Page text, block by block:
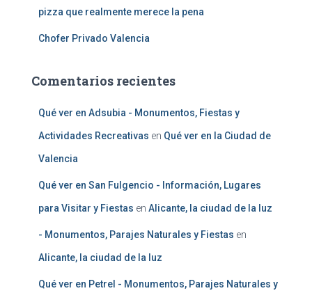
pizza que realmente merece la pena
Chofer Privado Valencia
Comentarios recientes
Qué ver en Adsubia - Monumentos, Fiestas y
Actividades Recreativas en Qué ver en la Ciudad de
Valencia
Qué ver en San Fulgencio - Información, Lugares
para Visitar y Fiestas en Alicante, la ciudad de la luz
- Monumentos, Parajes Naturales y Fiestas en
Alicante, la ciudad de la luz
Qué ver en Petrel - Monumentos, Parajes Naturales y